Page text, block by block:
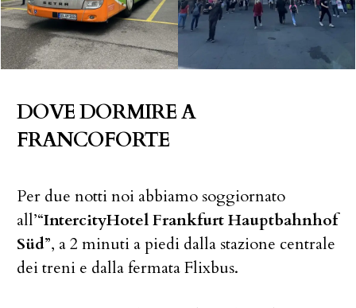
DOVE DORMIRE A
FRANCOFORTE
Per due notti noi abbiamo soggiornato
all’“IntercityHotel Frankfurt Hauptbahnhof
Süd”, a 2 minuti a piedi dalla stazione centrale
dei treni e dalla fermata Flixbus.